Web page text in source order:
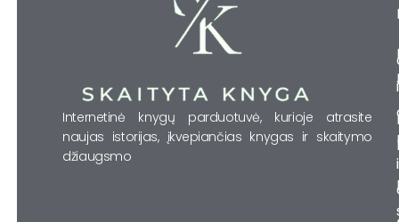
Internetinė knygų parduotuvė, kurioje atrasite
naujas istorijas, įkvepiančias knygas ir skaitymo
džiaugsmo